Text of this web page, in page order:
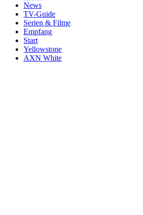
News
TV-Guide
Serien & Filme
Empfang
Start
Yellowstone
AXN White